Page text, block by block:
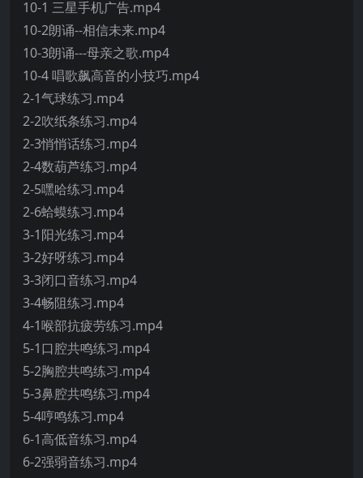
10-1 三星手机广告.mp4
10-2朗诵--相信未来.mp4
10-3朗诵---母亲之歌.mp4
10-4 唱歌飙高音的小技巧.mp4
2-1气球练习.mp4
2-2吹纸条练习.mp4
2-3悄悄话练习.mp4
2-4数葫芦练习.mp4
2-5嘿哈练习.mp4
2-6蛤蟆练习.mp4
3-1阳光练习.mp4
3-2好呀练习.mp4
3-3闭口音练习.mp4
3-4畅阻练习.mp4
4-1喉部抗疲劳练习.mp4
5-1口腔共鸣练习.mp4
5-2胸腔共鸣练习.mp4
5-3鼻腔共鸣练习.mp4
5-4哼鸣练习.mp4
6-1高低音练习.mp4
6-2强弱音练习.mp4